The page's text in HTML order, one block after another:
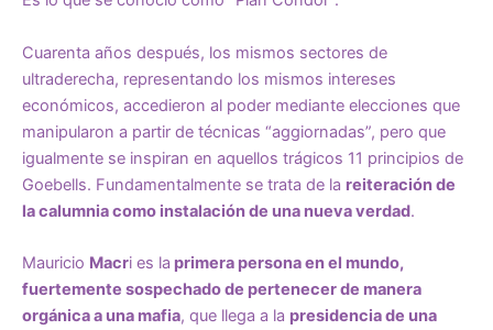
Cuarenta años después, los mismos sectores de
ultraderecha, representando los mismos intereses
económicos, accedieron al poder mediante elecciones que
manipularon a partir de técnicas “aggiornadas”, pero que
igualmente se inspiran en aquellos trágicos 11 principios de
Goebells. Fundamentalmente se trata de la reiteración de
la calumnia como instalación de una nueva verdad.
Mauricio Macri es la primera persona en el mundo,
fuertemente sospechado de pertenecer de manera
orgánica a una mafia, que llega a la presidencia de una